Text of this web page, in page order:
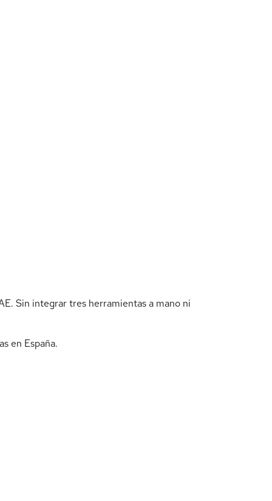
Sin integrar tres herramientas a mano ni
en España.